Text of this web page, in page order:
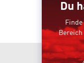
Du
Bereich